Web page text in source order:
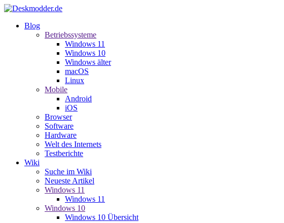
Blog
Betriebssysteme
Windows 11
Windows 10
Windows älter
macOS
Linux
Mobile
Android
iOS
Browser
Software
Hardware
Welt des Internets
Testberichte
Wiki
Suche im Wiki
Neueste Artikel
Windows 11
Windows 11
Windows 10
Windows 10 Übersicht